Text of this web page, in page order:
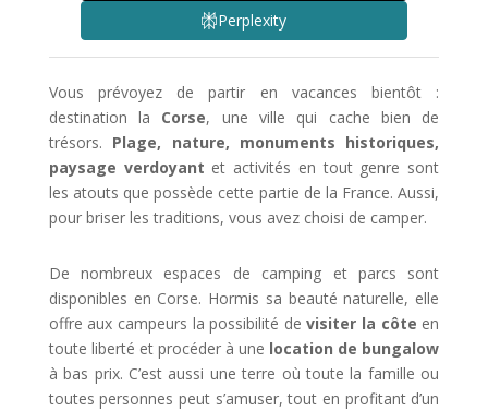
Perplexity
Vous prévoyez de partir en vacances bientôt :
destination la Corse, une ville qui cache bien de
trésors. Plage, nature, monuments historiques,
paysage verdoyant et activités en tout genre sont
les atouts que possède cette partie de la France. Aussi,
pour briser les traditions, vous avez choisi de camper.
De nombreux espaces de camping et parcs sont
disponibles en Corse. Hormis sa beauté naturelle, elle
offre aux campeurs la possibilité devisiter la côte en
toute liberté et procéder à une location de bungalow
à bas prix. C’est aussi une terre où toute la famille ou
toutes personnes peut s’amuser, tout en profitant d’un